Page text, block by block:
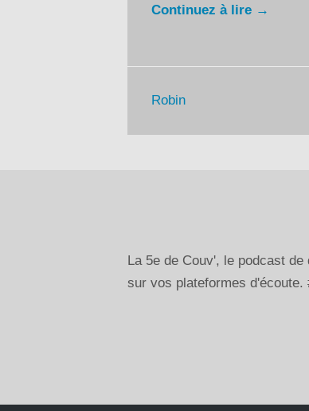
Continuez à lire →
Robin
La 5e de Couv', le podcast
sur vos plateformes d'écoute.